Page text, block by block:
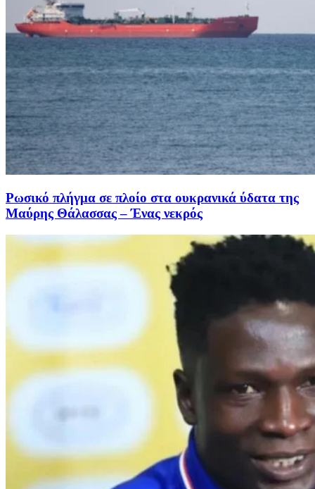
Ρωσικό πλήγμα σε πλοίο στα ουκρανικά ύδατα της
Μαύρης Θάλασσας – Ένας νεκρός